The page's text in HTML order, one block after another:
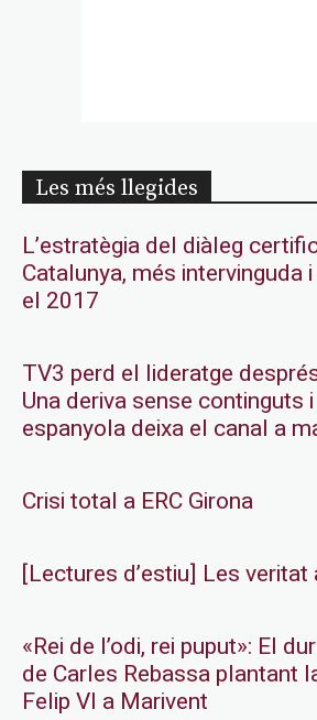
Les més llegides
L’estratègia del diàleg
Catalunya, més intervinguda
el 2017
TV3 perd el lideratge
Una deriva sense continguts
espanyola deixa el canal a
Crisi total a ERC Girona
[Lectures d’estiu] Les veritat
«Rei de l’odi, rei puput»: El
de Carles Rebassa plantant
Felip VI a Marivent